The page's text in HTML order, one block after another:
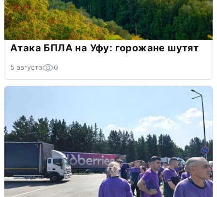
Атака БПЛА на Уфу: горожане шутят
5 августа 0